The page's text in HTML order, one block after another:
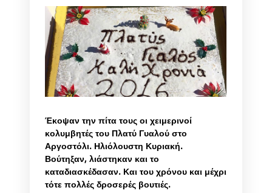
Έκοψαν την πίτα τους οι χειμερινοί
κολυμβητές του Πλατύ Γυαλού στο
Αργοστόλι. Ηλιόλουστη Κυριακή.
Βούτηξαν, λιάστηκαν και το
καταδιασκέδασαν. Και του χρόνου και μέχρι
τότε πολλές δροσερές βουτιές.